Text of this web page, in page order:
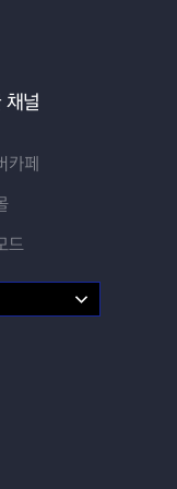
채널
카페
드